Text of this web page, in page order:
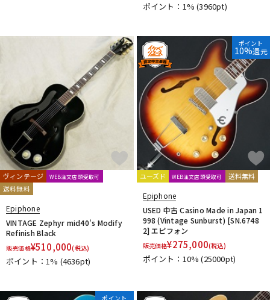
ポイント：1%(3960pt)
ヴィンテージ WEB注文店頭受取可
送料無料
Epiphone
VINTAGE Zephyr mid40's Modify
Refinish Black
販売価格¥510,000(税込)
ポイント：1% (4636pt)
ポイント
10%還元
ユーズド WEB注文店頭受取可 送料無料
Epiphone
USED 中古 Casino Made in Japan 1
998 (Vintage Sunburst) [SN.6748
2] エピフォン
販売価格¥275,000(税込)
ポイント：10%(25000pt)
ポイント